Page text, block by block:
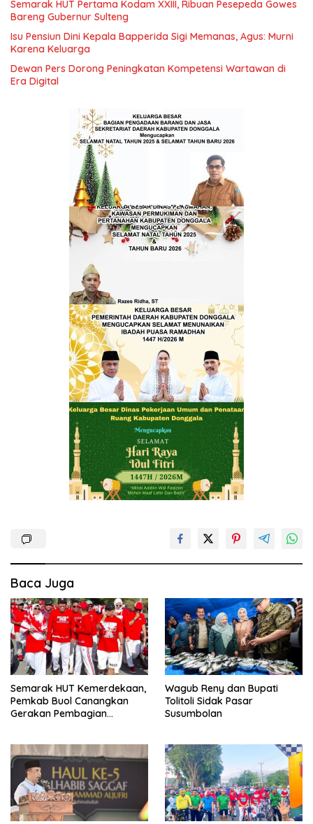
Semarak HUT Pertama Kodam XXIII, Ribuan Pesepeda Gowes
Bareng Gubernur Sulteng
Isu Pensiun Dini Kepala Bapperida Sigi Memanas, Agus: Murni
Karena Keluarga
Dewan Pers Dorong Peningkatan Kompetensi Wartawan di
Era Digital
Baca Juga
Semarak HUT Kemerdekaan,
Pemkab Buol Canangkan
Gerakan Pembagian
Wagub Reny dan Bupati
Tolitoli Sidak Pasar
Susumbolan